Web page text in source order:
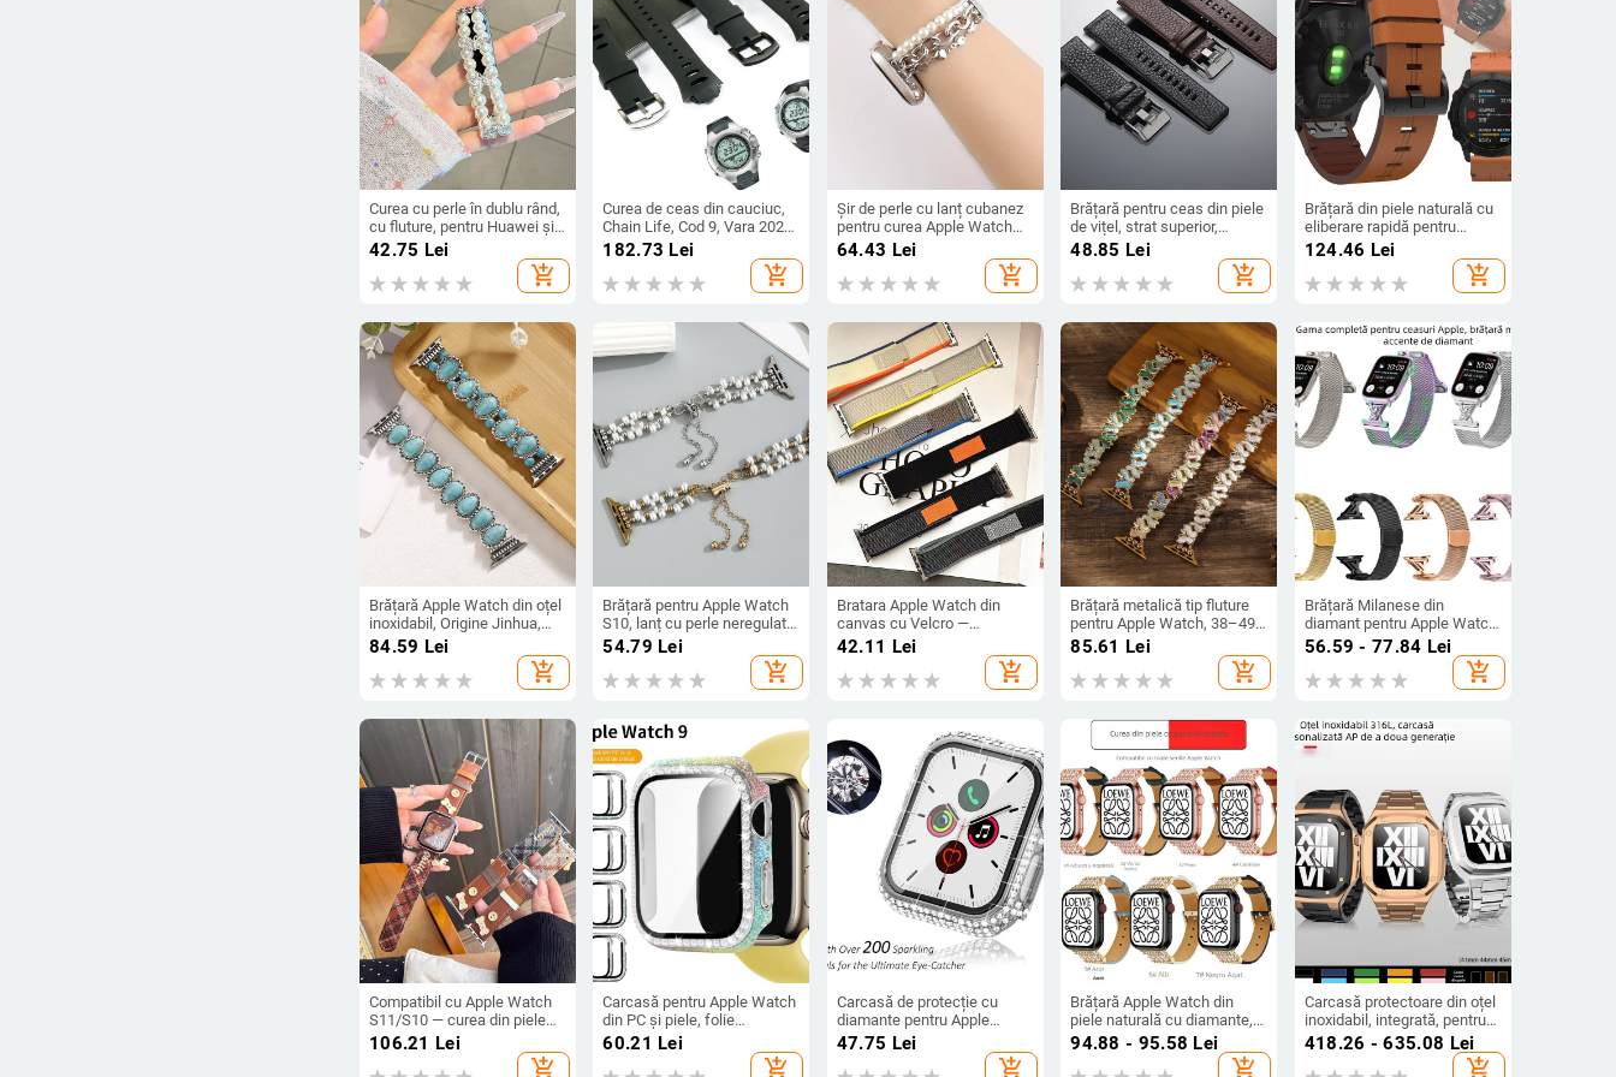
Curea cu perle în dublu rând,
cu fluture, pentru Huawei și
Xiaomi, NFC compatibilă,
universală, simplă și la modă
42.75 Lei
add_shopping_cart
Curea de ceas din cauciuc,
Chain Life, Cod 9, Vara 2025,
Design original
182.73 Lei
add_shopping_cart
Șir de perle cu lanț cubanez
pentru curea Apple Watch
38-49 mm
64.43 Lei
add_shopping_cart
Brățară pentru ceas din piele
de vițel, strat superior,
textură Lychee grain, pentru
ceasuri compatibile (Origine
Guangzhou; Material: Piele
naturală; Sezon: Primăvara
48.85 Lei
add_shopping_cart
Brățară din piele naturală cu
eliberare rapidă pentru
Garmin Fenix
8/7/6X/935/945, 22/26 mm,
textură cu model de ac
124.46 Lei
add_shopping_cart
Brățară Apple Watch din oțel
inoxidabil, Origine Jinhua,
Vara 2024, Stil
84.59 Lei
add_shopping_cart
Brățară pentru Apple Watch
S10, lanț cu perle neregulate,
pentru femei
54.79 Lei
add_shopping_cart
Bratara Apple Watch din
canvas cu Velcro —
compatibilă cu Apple Watch
Series, lansare primăvară
2024, fără marcă, stil
business/casual/sport
42.11 Lei
add_shopping_cart
Brățară metalică tip fluture
pentru Apple Watch, 38–49
mm
85.61 Lei
add_shopping_cart
Brățară Milanese din
diamant pentru Apple Watch
Ultra 2 și Seria 1–10, 20 mm,
circumferința încheieturii
56.59 - 77.84 Lei
add_shopping_cart
Compatibil cu Apple Watch
S11/S10 — curea din piele
cu țesătură tweed din lână,
cu model cățeluș (toamna-
106.21 Lei
add_shopping_cart
Carcasă pentru Apple Watch
din PC și piele, folie
temperată de protecție, cu
diamante într-un singur rând
60.21 Lei
add_shopping_cart
Carcasă de protecție cu
diamante pentru Apple
Watch 11/10, cu protecție a
ecranului integrată, PC
47.75 Lei
add_shopping_cart
Brățară Apple Watch din
piele naturală cu diamante,
stil casual, eleganță vintage
de afaceri
94.88 - 95.58 Lei
add_shopping_cart
Carcasă protectoare din oțel
inoxidabil, integrată, pentru
brățările Apple Watch,
41/44/45 mm
418.26 - 635.08 Lei
add_shopping_cart